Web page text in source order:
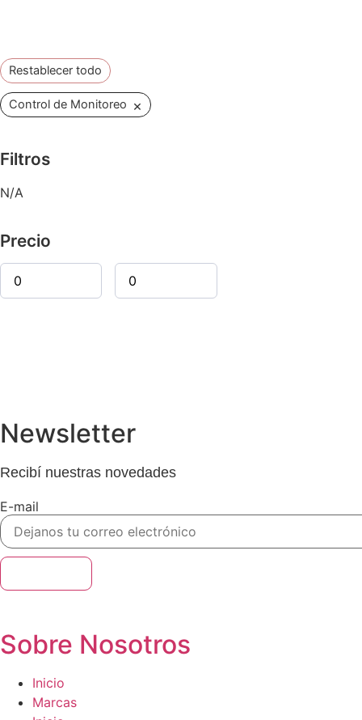
Restablecer todo
Control de Monitoreo ×
Filtros
N/A
Precio
Newsletter
Recibí nuestras novedades
E-mail
Sobre Nosotros
Inicio
Marcas